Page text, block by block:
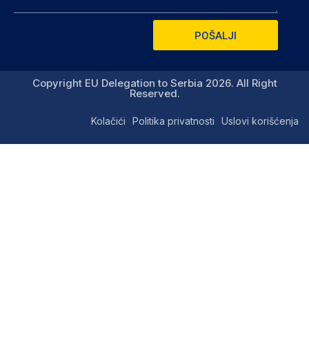
POŠALJI
Copyright EU Delegation to Serbia 2026. All Right
Reserved.
Kolačići Politika privatnosti Uslovi korišćenja